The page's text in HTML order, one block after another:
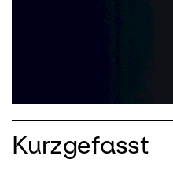
Kurzgefasst